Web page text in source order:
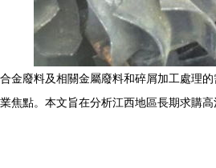
金廢料及相關金屬廢料和碎屑加工處理
焦點。本文旨在分析江西地區長期求購